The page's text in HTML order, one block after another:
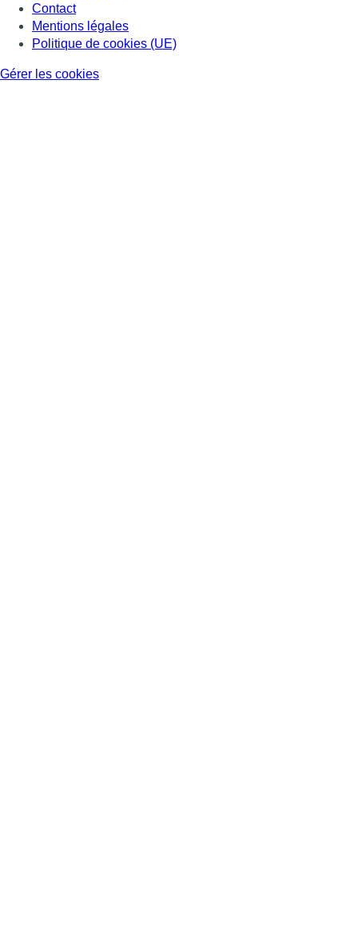
Contact
Mentions légales
Politique de cookies (UE)
Gérer les cookies